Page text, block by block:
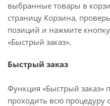
выбранные товары в
страницу Корзина,
позиций и нажмите
«Быстрый заказ».
Быстрый заказ
Функция «Быстрый заказ»
проходить всю процедуру